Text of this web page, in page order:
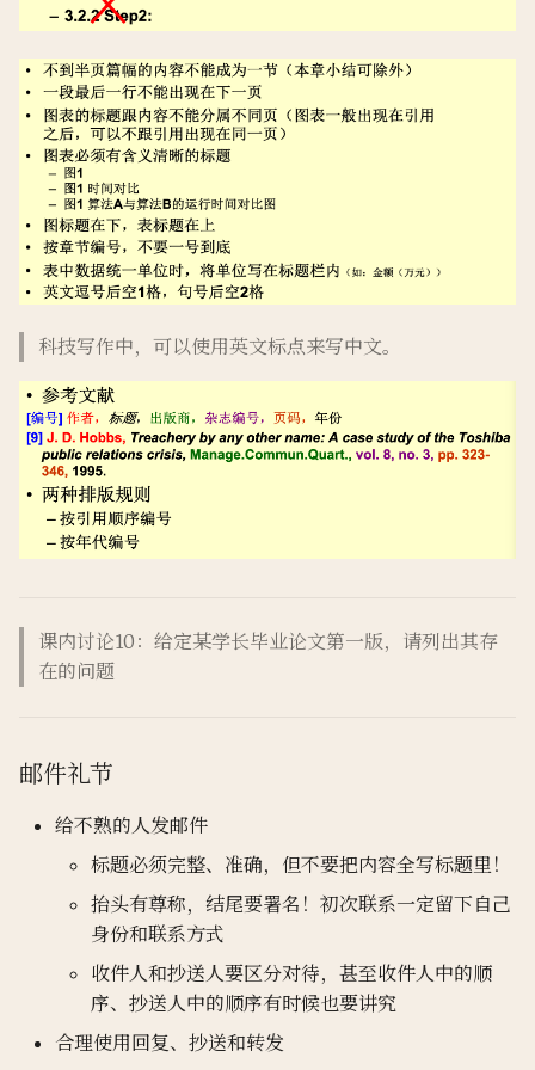
科技写作中，可以使用英文标点来写中文。
课内讨论10：给定某学长毕业论文第一版，请列出其存
在的问题
邮件礼节
给不熟的人发邮件
标题必须完整、准确，但不要把内容全写标题里！
抬头有尊称，结尾要署名！初次联系一定留下自己
身份和联系方式
收件人和抄送人要区分对待，甚至收件人中的顺
序、抄送人中的顺序有时候也要讲究
合理使用回复、抄送和转发